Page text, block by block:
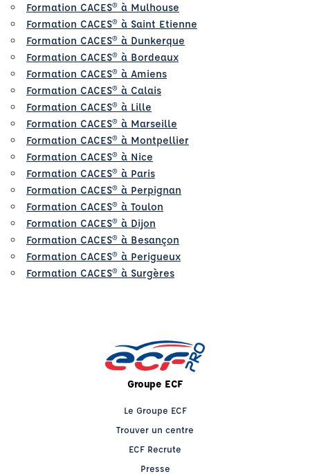
Formation CACES® à Mulhouse
Formation CACES® à Saint Etienne
Formation CACES® à Dunkerque
Formation CACES® à Bordeaux
Formation CACES® à Amiens
Formation CACES® à Calais
Formation CACES® à Lille
Formation CACES® à Marseille
Formation CACES® à Montpellier
Formation CACES® à Nice
Formation CACES® à Paris
Formation CACES® à Perpignan
Formation CACES® à Toulon
Formation CACES® à Dijon
Formation CACES® à Besançon
Formation CACES® à Perigueux
Formation CACES® à Surgères
Groupe ECF
Le Groupe ECF
Trouver un centre
ECF Recrute
Presse